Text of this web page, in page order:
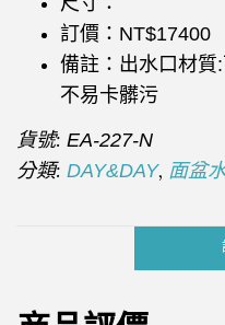
訂價：NT$17400
備註：出水口材質
不易卡髒污
貨號: EA-227-N
分類: DAY&DAY, 面盆